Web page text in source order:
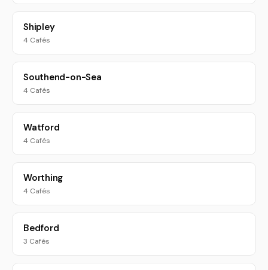
Shipley
4 Cafés
Southend-on-Sea
4 Cafés
Watford
4 Cafés
Worthing
4 Cafés
Bedford
3 Cafés